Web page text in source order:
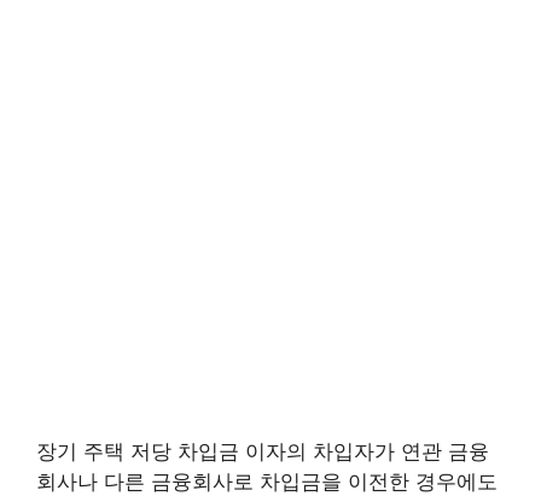
장기 주택 저당 차입금 이자의 차입자가 연관 금융
회사나 다른 금융회사로 차입금을 이전한 경우에도